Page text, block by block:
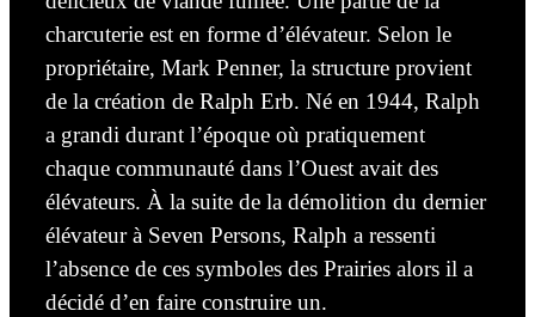
charcuterie est en forme d’élévateur. Selon le
propriétaire, Mark Penner, la structure provient
de la création de Ralph Erb. Né en 1944, Ralph
a grandi durant l’époque où pratiquement
chaque communauté dans l’Ouest avait des
élévateurs. À la suite de la démolition du dernier
élévateur à Seven Persons, Ralph a ressenti
l’absence de ces symboles des Prairies alors il a
décidé d’en faire construire un.